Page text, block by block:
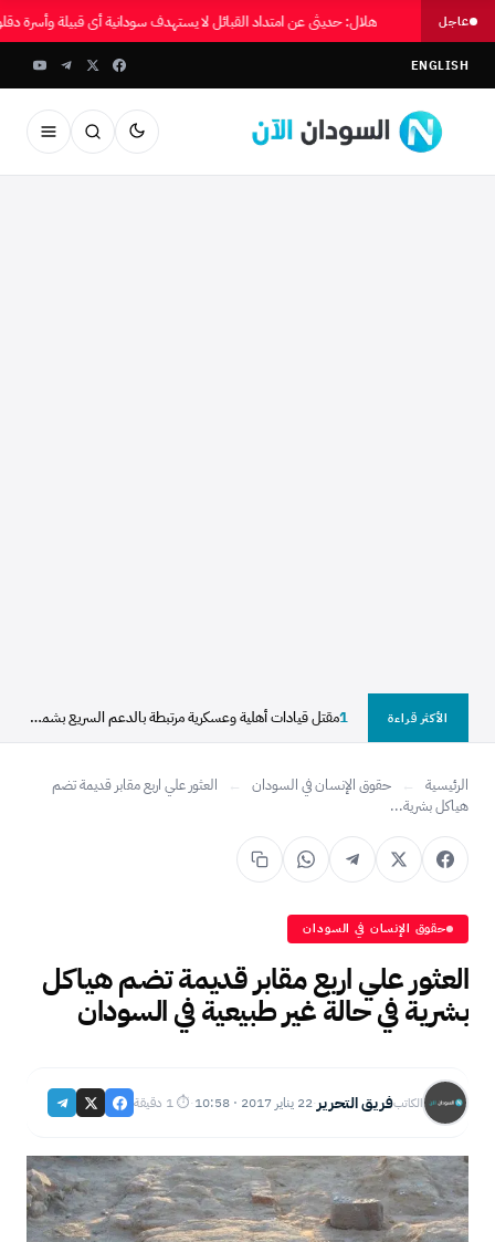
عاجل هلال: حديثي عن امتداد القبائل لا يستهدف سودانية أي قبيلة وأسرة
ENGLISH
الأكثر قراءة 1 مقتل قيادات أهلية وعسكرية مرتبطة بالدعم السريع بشمال دارفور
الرئيسية ← حقوق الإنسان في السودان ←
العثور علي اربع مقابر قديمة تضم
هياكل بشرية...
حقوق الإنسان في السودان
العثور علي اربع مقابر قديمة تضم هياكل
بشرية في حالة غير طبيعية في السودان
الكاتبفريق التحرير·22 يناير 2017 · 10:58 ·⏱ 1 دقيقة